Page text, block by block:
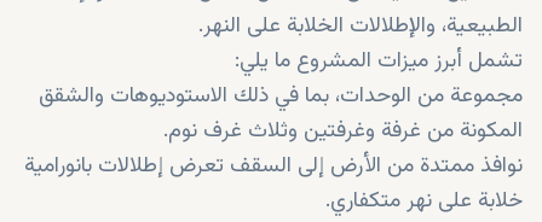
الطبيعية، والإطلالات الخلابة على النهر.
تشمل أبرز ميزات المشروع ما يلي:
مجموعة من الوحدات، بما في ذلك الاستوديوهات والشقق
المكونة من غرفة وغرفتين وثلاث غرف نوم.
نوافذ ممتدة من الأرض إلى السقف تعرض إطلالات بانورامية
خلابة على نهر متكفاري.